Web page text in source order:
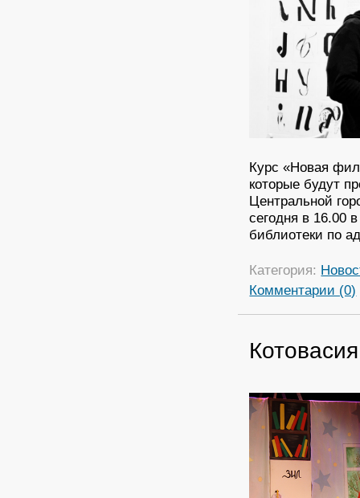
Курс «Новая
которые будут
Центральной
сегодня в 16.00
библиотеки по
Категория:
Комментарии (0)
Котовасия